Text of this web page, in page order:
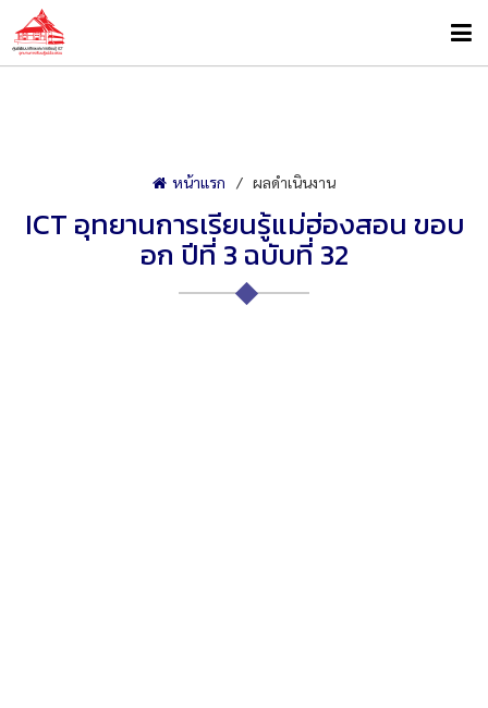
หน้าแรก ผลดำเนินงาน
ICT อุทยานการเรียนรู้แม่ฮ่องสอน ขอบ
อก ปีที่ 3 ฉบับที่ 32